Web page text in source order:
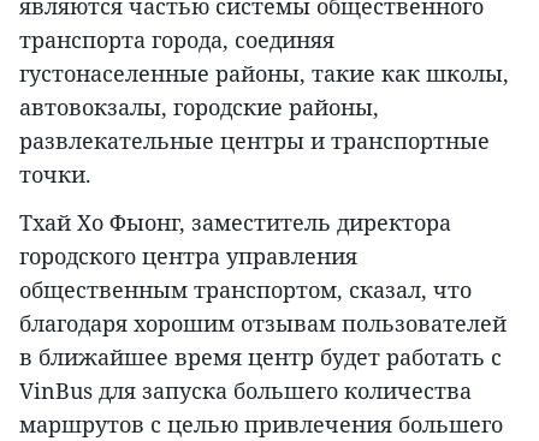
являются частью системы общественного
транспорта города, соединяя
густонаселенные районы, такие как школы,
автовокзалы, городские районы,
развлекательные центры и транспортные
точки.
Тхай Хо Фыонг, заместитель директора
городского центра управления
общественным транспортом, сказал, что
благодаря хорошим отзывам пользователей
в ближайшее время центр будет работать с
VinBus для запуска большего количества
маршрутов с целью привлечения большего